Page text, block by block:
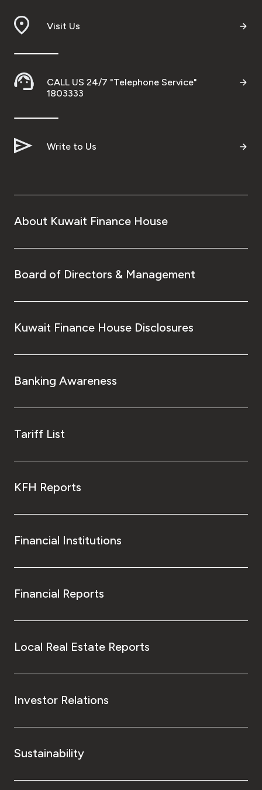
Visit Us
CALL US 24/7 "Telephone Service"
1803333
Write to Us
About Kuwait Finance House
Board of Directors & Management
Kuwait Finance House Disclosures
Banking Awareness
Tariff List
KFH Reports
Financial Institutions
Financial Reports
Local Real Estate Reports
Investor Relations
Sustainability